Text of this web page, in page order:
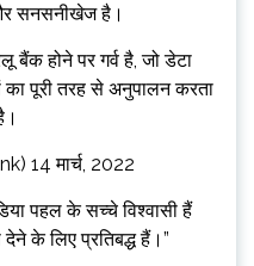
सनसनीखेज है।
बैंक होने पर गर्व है, जो डेटा
पूरी तरह से अनुपालन करता
14 मार्च, 2022
पहल के सच्चे विश्वासी हैं
के लिए प्रतिबद्ध हैं।”